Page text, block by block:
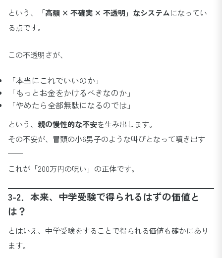
という、 「高額 × 不確実 × 不透明」なシステムになってい
る点です。
この不透明さが、
「本当にこれでいいのか」
「もっとお金をかけるべきなのか」
「やめたら全部無駄になるのでは」
という、 親の慢性的な不安を生み出します。
その不安が、冒頭の小6男子のような叫びとなって噴き出す
——
これが「200万円の呪い」の正体です。
3-2．本来、中学受験で得られるはずの価値と
は？
とはいえ、中学受験をすることで得られる価値も確かにあり
ます。